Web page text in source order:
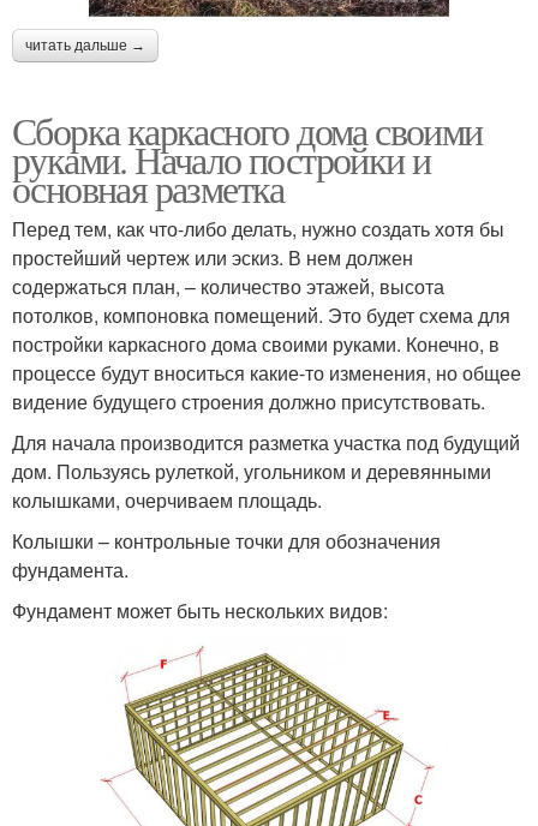
читать дальше →
Сборка каркасного дома своими
руками. Начало постройки и
основная разметка
Перед тем, как что-либо делать, нужно создать хотя бы
простейший чертеж или эскиз. В нем должен
содержаться план, – количество этажей, высота
потолков, компоновка помещений. Это будет схема для
постройки каркасного дома своими руками. Конечно, в
процессе будут вноситься какие-то изменения, но общее
видение будущего строения должно присутствовать.
Для начала производится разметка участка под будущий
дом. Пользуясь рулеткой, угольником и деревянными
колышками, очерчиваем площадь.
Колышки – контрольные точки для обозначения
фундамента.
Фундамент может быть нескольких видов: